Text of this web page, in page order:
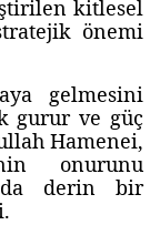
kitlesel
önemi
gelmesini
gurur ve güç
Hamenei,
onurunu
derin bir